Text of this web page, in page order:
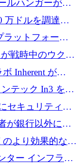
ルハンガーがVC
万ドルを調達、
ドンが首位の座
ットフォーム
1,500 万ドルを
戦時中のウクラ
場の 1 つをどの
Inherent が
ルスから浮上
テック In3 を買
ジットを提供
セキュリティと
3,000 万ドルを
が銀行以外にも
の資金調達額は
より効果的な使
ンドを確保
ター インフラス